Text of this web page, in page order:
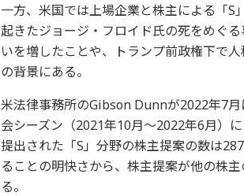
一方、米国では上場企業と株主による「
起きたジョージ・フロイド氏の死をめぐ
いを増したことや、トランプ前政権下で
の背景にある。
米法律事務所のGibson Dunnが2022年7
会シーズン（2021年10月〜2022年6月）
提出された「S」分野の株主提案の数は
ることの明快さから、株主提案が他の株
る。